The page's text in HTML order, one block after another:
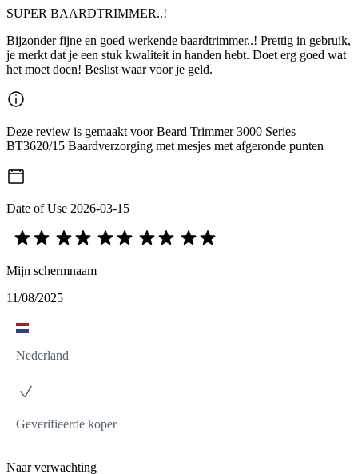
SUPER BAARDTRIMMER..!
Bijzonder fijne en goed werkende baardtrimmer..! Prettig in gebruik,
je merkt dat je een stuk kwaliteit in handen hebt. Doet erg goed wat
het moet doen! Beslist waar voor je geld.
Deze review is gemaakt voor Beard Trimmer 3000 Series
BT3620/15 Baardverzorging met mesjes met afgeronde punten
Date of Use 2026-03-15
Mijn schermnaam
11/08/2025
Nederland
Geverifieerde koper
Naar verwachting